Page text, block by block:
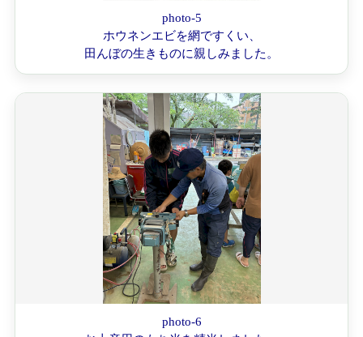
photo-5
ホウネンエビを網ですくい、
田んぼの生きものに親しみました。
photo-6